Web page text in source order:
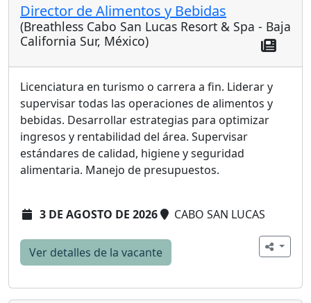
Director de Alimentos y Bebidas
(Breathless Cabo San Lucas Resort & Spa - Baja
California Sur, México)
Licenciatura en turismo o carrera a fin. Liderar y
supervisar todas las operaciones de alimentos y
bebidas. Desarrollar estrategias para optimizar
ingresos y rentabilidad del área. Supervisar
estándares de calidad, higiene y seguridad
alimentaria. Manejo de presupuestos.
3 DE AGOSTO DE 2026 CABO SAN LUCAS
Ver detalles de la vacante